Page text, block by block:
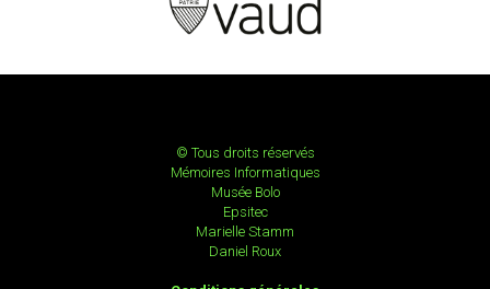
© Tous droits réservés
Mémoires Informatiques
Musée Bolo
Epsitec
Marielle Stamm
Daniel Roux